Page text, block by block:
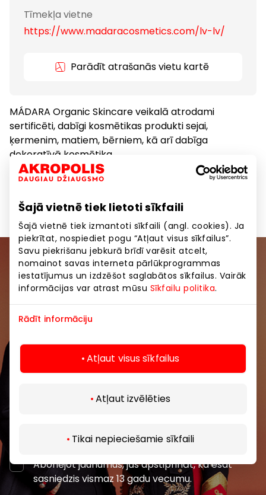
Šajā vietnē tiek lietoti sīkfaili
Šajā vietnē tiek izmantoti sīkfaili (angl. cookies). Ja
piekrītat, nospiediet pogu “Atļaut visus sīkfailus”.
Savu piekrišanu jebkurā brīdī varēsit atcelt,
nomainot savas interneta pārlūkprogrammas
iestatījumus un izdzēšot saglabātos sīkfailus. Vairāk
informācijas var atrast mūsu Sīkfailu politika.
Rādīt informāciju
Atļaut visus sīkfailus
Atļaut izvēlēties
Tikai nepieciešamie sīkfaili
Tīmekļa vietne
https://www.madaracosmetics.com/lv-lv/
Parādīt atrašanās vietu kartē
MÁDARA Organic Skincare veikalā atrodami
sertificēti, dabīgi kosmētikas produkti sejai,
ķermenim, matiem, bērniem, kā arī dabīga
dekoratīvā kosmētika.
Pievienojieties mūsu kopienai
Uzzini pirmais par labākajiem piedāvājumiem,
izklaides centros “AKROPOLE Alfa” un “AKROPOLE
Abonējot jaunumus, jūs apstiprināt, ka esat
sasniedzis vismaz 13 gadu vecumu.